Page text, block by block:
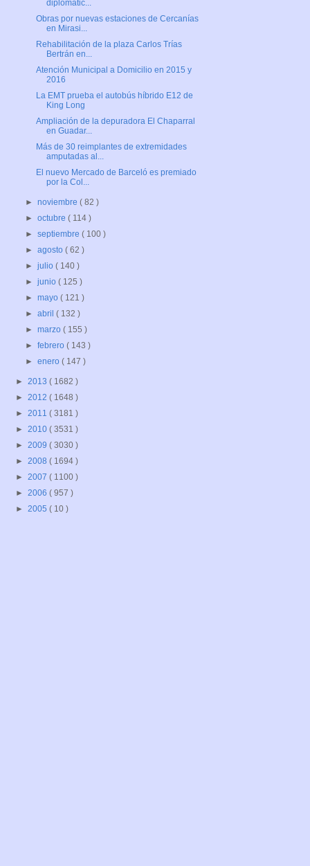
diplomátic...
Obras por nuevas estaciones de Cercanías
en Mirasi...
Rehabilitación de la plaza Carlos Trías
Bertrán en...
Atención Municipal a Domicilio en 2015 y
2016
La EMT prueba el autobús híbrido E12 de
King Long
Ampliación de la depuradora El Chaparral
en Guadar...
Más de 30 reimplantes de extremidades
amputadas al...
El nuevo Mercado de Barceló es premiado
por la Col...
►noviembre( 82 )
►octubre( 114 )
►septiembre( 100 )
►agosto( 62 )
►julio( 140 )
►junio( 125 )
►mayo( 121 )
►abril( 132 )
►marzo( 155 )
►febrero( 143 )
►enero( 147 )
► 2013 ( 1682 )
► 2012 ( 1648 )
► 2011 ( 3181 )
► 2010 ( 3531 )
► 2009 ( 3030 )
► 2008 ( 1694 )
► 2007 ( 1100 )
► 2006 ( 957 )
► 2005 ( 10 )